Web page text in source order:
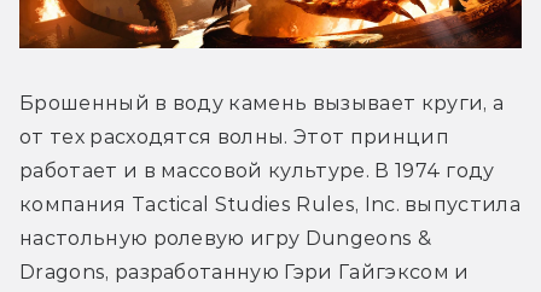
Брошенный в воду камень вызывает круги, а
от тех расходятся волны. Этот принцип
работает и в массовой культуре. В 1974 году
компания Tactical Studies Rules, Inc. выпустила
настольную ролевую игру Dungeons &
Dragons, разработанную Гэри Гайгэксом и